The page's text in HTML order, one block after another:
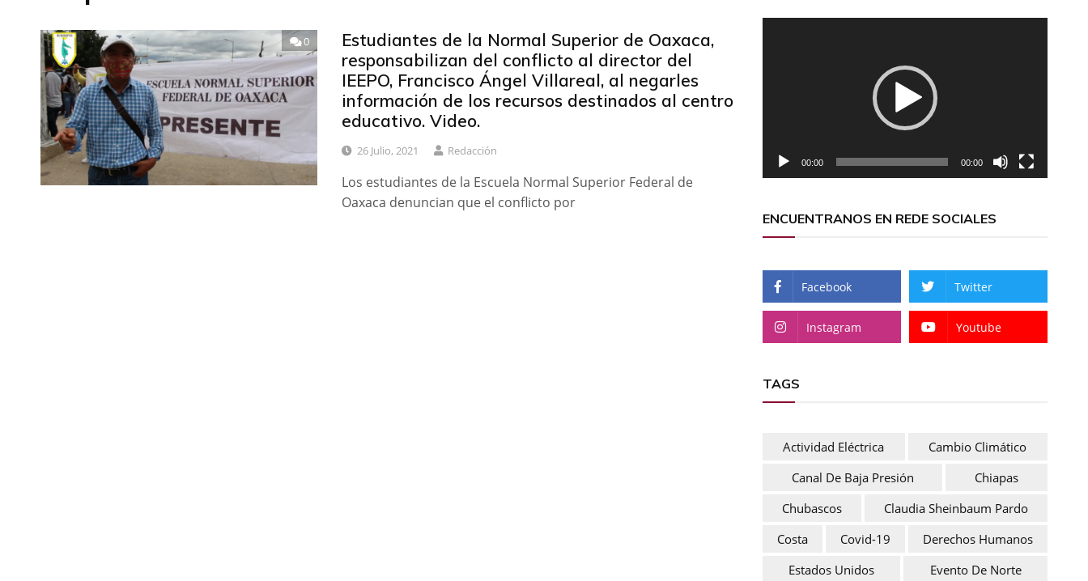
0
Estudiantes de la Normal Superior de Oaxaca,
responsabilizan del conflicto al director del
IEEPO, Francisco Ángel Villareal, al negarles
información de los recursos destinados al centro
educativo. Video.
26 Julio, 2021 Redacción
Los estudiantes de la Escuela Normal Superior Federal de
Oaxaca denuncian que el conflicto por
00:00 00:00
ENCUENTRANOS EN REDE SOCIALES
Facebook Twitter
Instagram Youtube
TAGS
Actividad Eléctrica
Cambio Climático
Canal De Baja Presión
Chiapas
Chubascos
Claudia Sheinbaum Pardo
Costa
Covid-19
Derechos Humanos
Estados Unidos
Evento De Norte